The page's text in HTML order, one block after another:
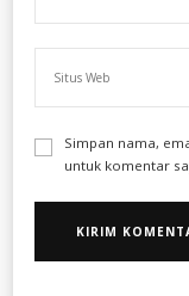
Simpan nama,
untuk komentar